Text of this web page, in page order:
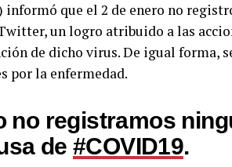
que el 2 de enero no
un logro atribuido a las
de dicho virus. De igual forma,
por la enfermedad.
no registramos
de#COVID19.